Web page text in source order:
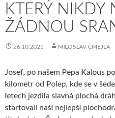
KTERÝ NIKDY
ŽÁDNOU
26.10.2025 MILOSLAV ČMEJLA
Josef, po našem Pepa Kalous
kilometr od Polep, kde se v
letech jezdila slavná plochá
startovali naši nejlepší